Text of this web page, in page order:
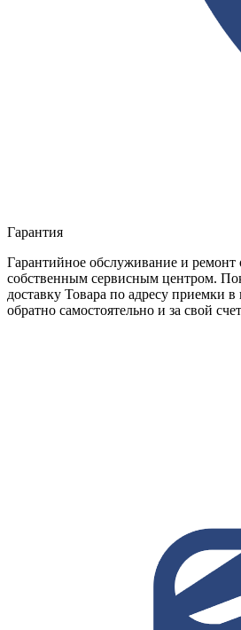
Гарантия
Гарантийное обслуживание и ремонт
собственным сервисным центром.
доставку Товара по адресу приемки
обратно самостоятельно и за свой